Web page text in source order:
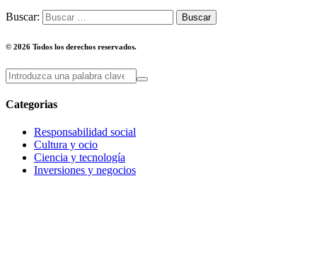
Buscar:
© 2026 Todos los derechos reservados.
Categorias
Responsabilidad social
Cultura y ocio
Ciencia y tecnología
Inversiones y negocios